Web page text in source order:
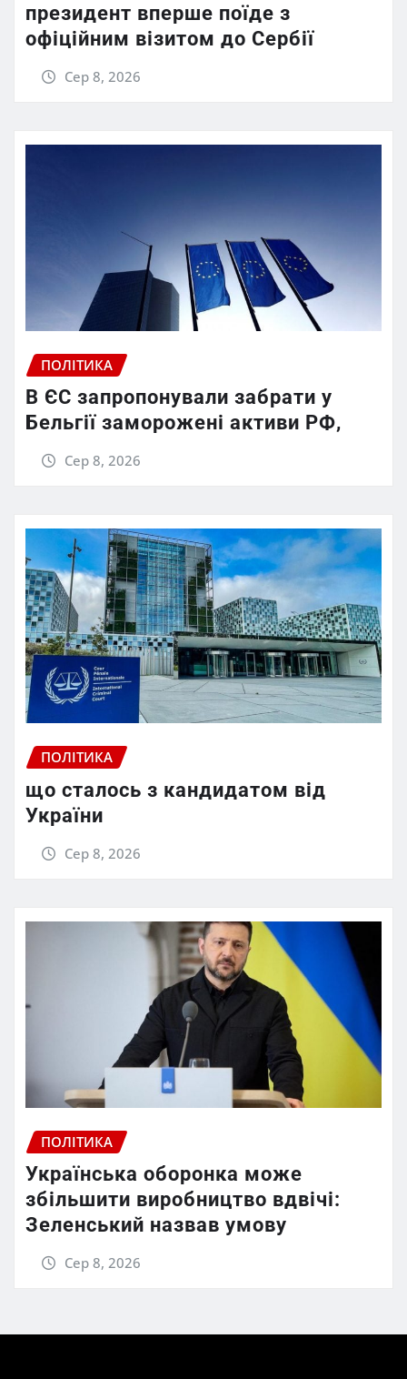
президент вперше поїде з
офіційним візитом до Сербії
Сер 8, 2026
ПОЛІТИКА
В ЄС запропонували забрати у
Бельгії заморожені активи РФ,
Сер 8, 2026
ПОЛІТИКА
що сталось з кандидатом від
України
Сер 8, 2026
ПОЛІТИКА
Українська оборонка може
збільшити виробництво вдвічі:
Зеленський назвав умову
Сер 8, 2026